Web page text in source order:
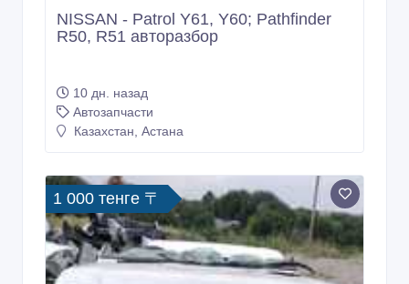
NISSAN - Patrol Y61, Y60; Pathfinder
R50, R51 авторазбор
10 дн. назад
Автозапчасти
Казахстан, Астана
1 000 тенге 〒